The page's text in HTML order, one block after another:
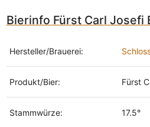
Bierinfo Fürst Carl Josefi
Hersteller/Brauerei:
Produkt/Bier: Fürst
Stammwürze: 17.5°